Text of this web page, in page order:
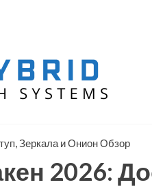
Зеркала и Онион Обзор
2026: